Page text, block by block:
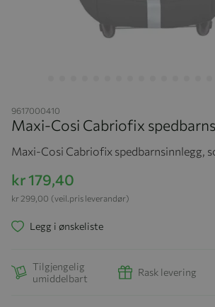
9617000410
Maxi-Cosi Cabriofix
Maxi-Cosi Cabriofix spedbarnsinnlegg,
kr 179,40
(veil.pris leverandør)
kr 299,00
Legg i ønskeliste
Tilgjengelig
umiddelbart
Rask levering